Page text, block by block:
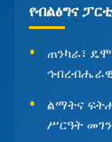
የብልፅግና
ጠንካራ፣
ኅብረብሔራዊ
ልማትና
ሥርዓት